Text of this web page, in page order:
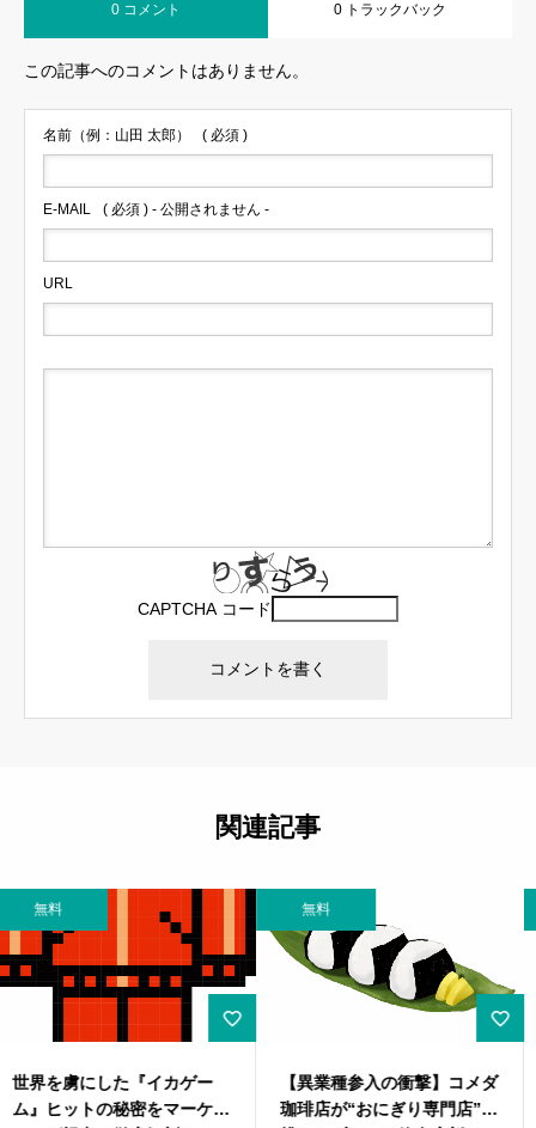
0 コメント 0 トラックバック
この記事へのコメントはありません。
名前（例：山田 太郎） ( 必須 )
E-MAIL ( 必須 ) - 公開されません -
URL
CAPTCHA コード
関連記事
【異業種参入の衝撃】コメダ
珈琲店が“おにぎり専門店”で
人手不足の美容業界を救う？
ホットペッパーとMEOを組